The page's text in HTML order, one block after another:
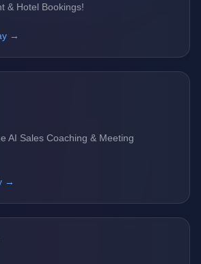
& Hotel Bookings!
→
AI Sales Coaching & Meeting
→